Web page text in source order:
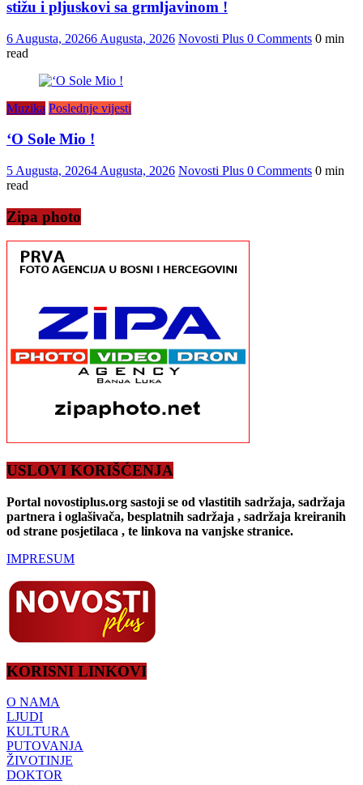
stižu i pljuskovi sa grmljavinom !
6 Augusta, 20266 Augusta, 2026 Novosti Plus 0 Comments 0 min
read
Muzika Poslednje vijesti
‘O Sole Mio !
5 Augusta, 20264 Augusta, 2026 Novosti Plus 0 Comments 0 min
read
Zipa photo
USLOVI KORIŠĆENJA
Portal novostiplus.org sastoji se od vlastitih sadržaja, sadržaja
partnera i oglašivača, besplatnih sadržaja , sadržaja kreiranih
od strane posjetilaca , te linkova na vanjske stranice.
IMPRESUM
KORISNI LINKOVI
O NAMA
LJUDI
KULTURA
PUTOVANJA
ŽIVOTINJE
DOKTOR